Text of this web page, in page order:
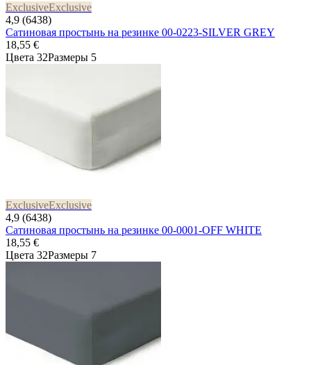
ExclusiveExclusive
4,9 (6438)
Сатиновая простынь на резинке 00-0223-SILVER GREY
18,55 €
Цвета 32Размеры 5
ExclusiveExclusive
4,9 (6438)
Сатиновая простынь на резинке 00-0001-OFF WHITE
18,55 €
Цвета 32Размеры 7